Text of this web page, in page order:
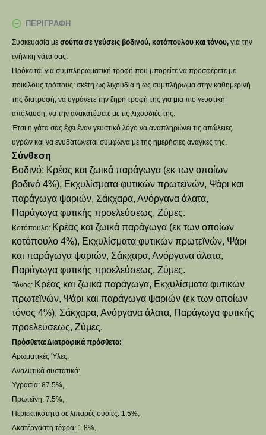
ΠΕΡΙΓΡΑΦΉ
Συσκευασία με σούπα σε γεύσεις βοδινού, κοτόπουλου και τόνου, για την
ενήλικη γάτα σας.
Πρόκειται για συμπληρωματική τροφή που μπορείτε να προσφέρετε με
ποικίλους τρόπους: σκέτη ως λιχουδιά ή ως συμπλήρωμα στην καθημερινή
της διατροφή, να υγράνετε την ξηρή τροφή της για μια πιο γευστική
απόλαυση, να την ανακατέψετε με τις λιχουδιές της.
Έτσι η γάτα σας έχει έναν γευστικό λόγο να αναπληρώνει τις απώλειες
υγρών και να ενυδατώνεται σύμφωνα με της ημερήσιες ανάγκες της.
Σύνθεση
Βοδινό: Κρέας και ζωικά παράγωγα (εκ των οποίων
βοδινό 4%), Εκχυλίσματα φυτικών πρωτεϊνών, Ψάρι και
παράγωγα ψαριών, Σάκχαρα, Ανόργανα άλατα,
Παράγωγα φυτικής προελεύσεως, Ζύμες.
Κοτόπουλο: Κρέας και ζωικά παράγωγα (εκ των οποίων
κοτόπουλο 4%), Εκχυλίσματα φυτικών πρωτεϊνών, Ψάρι
και παράγωγα ψαριών, Σάκχαρα, Ανόργανα άλατα,
Παράγωγα φυτικής προελεύσεως, Ζύμες.
Τόνος: Κρέας και ζωικά παράγωγα, Εκχυλίσματα φυτικών
πρωτεϊνών, Ψάρι και παράγωγα ψαριών (εκ των οποίων
τόνος 4%), Σάκχαρα, Ανόργανα άλατα, Παράγωγα φυτικής
προελεύσεως, Ζύμες.
Πρόσθετα:Διατροφικά πρόσθετα:
Αρωματικές Ύλες.
Αναλυτικά συστατικά:
Υγρασία: 87.5%,
Πρωτεΐνη: 7.5%,
Περιεκτικότητα σε λιπαρές ουσίες: 1.5%,
Ακατέργαστη τέφρα: 1.8%,